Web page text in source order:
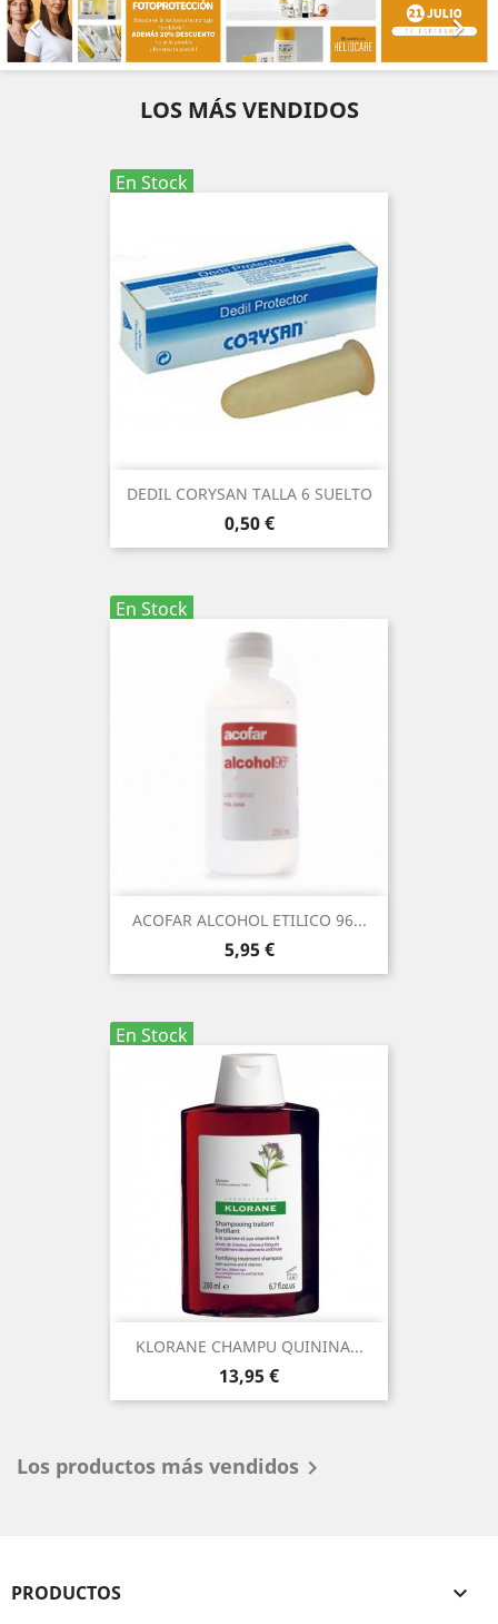
 
LOS MÁS VENDIDOS
En Stock
DEDIL CORYSAN TALLA 6 SUELTO
Precio
0,50 €
En Stock
ACOFAR ALCOHOL ETILICO 96...
Precio
5,95 €
En Stock
KLORANE CHAMPU QUININA...
Precio
13,95 €
Los productos más vendidos 
PRODUCTOS 